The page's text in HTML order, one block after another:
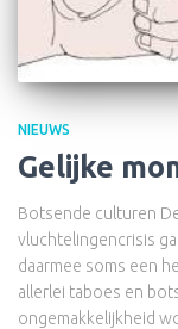
NIEUWS
Gelijke
Botsende culturen
vluchtelingencrisis
daarmee soms een
allerlei taboes en
ongemakkelijkheid